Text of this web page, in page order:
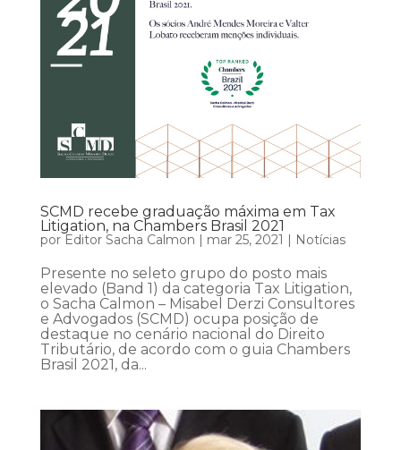
SCMD recebe graduação máxima em Tax
Litigation, na Chambers Brasil 2021
por Editor Sacha Calmon mar 25, 2021 Notícias
Presente no seleto grupo do posto mais
elevado (Band 1) da categoria Tax Litigation,
o Sacha Calmon – Misabel Derzi Consultores
e Advogados (SCMD) ocupa posição de
destaque no cenário nacional do Direito
Tributário, de acordo com o guia Chambers
Brasil 2021, da...